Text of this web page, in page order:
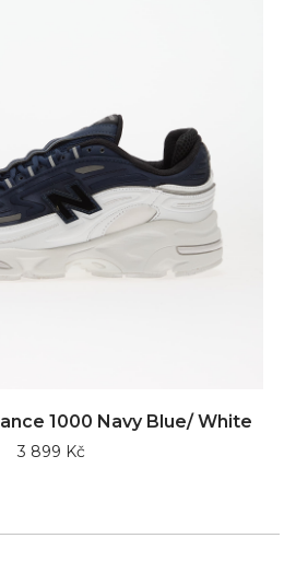
1000 Navy Blue/ White
3 899 Kč